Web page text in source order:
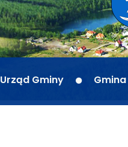
Urząd Gminy Gmina